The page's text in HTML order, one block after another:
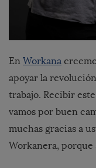
En Workana
apoyar la
trabajo. Recibir
vamos por buen
muchas gracias a
Workanera, porque